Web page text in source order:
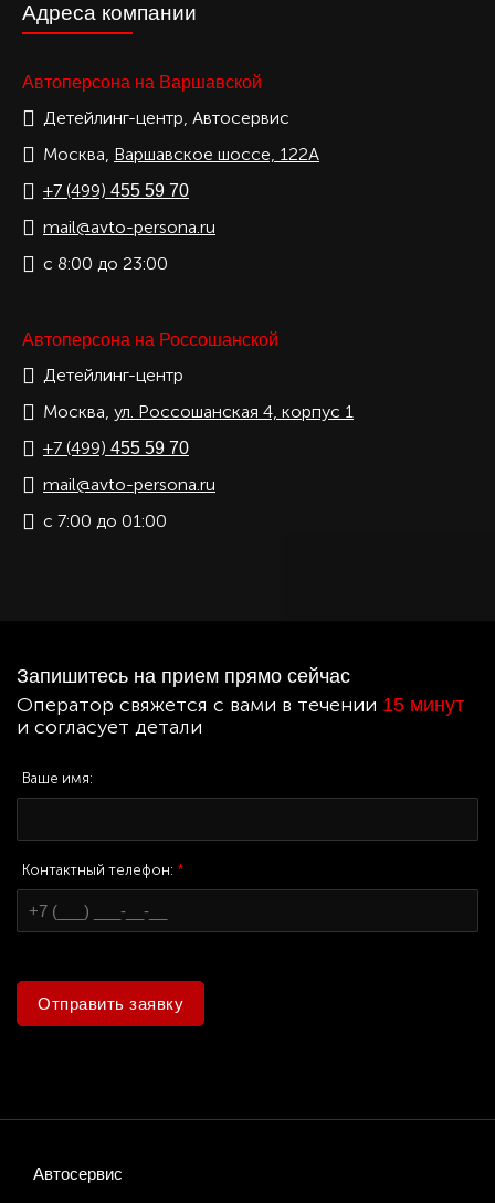
Адреса компании
Автоперсона на Варшавской
Детейлинг-центр, Автосервис
Москва, Варшавское шоссе, 122А
+7 (499) 455 59 70
mail@avto-persona.ru
с 8:00 до 23:00
Автоперсона на Россошанской
Детейлинг-центр
Москва, ул. Россошанская 4, корпус 1
+7 (499) 455 59 70
mail@avto-persona.ru
с 7:00 до 01:00
Запишитесь на прием прямо сейчас
Оператор свяжется с вами в течении 15 минут
и согласует детали
Ваше имя:
Контактный телефон: *
Отправить заявку
Автосервис